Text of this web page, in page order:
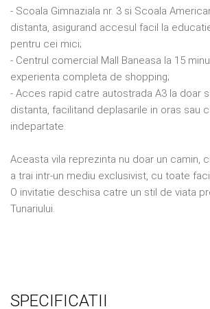
- Scoala Gimnaziala nr. 3 si Scoala
distanta, asigurand accesul facil la
pentru cei mici;
- Centrul comercial Mall Baneasa la 15
experienta completa de shopping;
- Acces rapid catre autostrada A3 la doar
distanta, facilitand deplasarile in oras sau
indepartate.
Aceasta vila reprezinta nu doar un camin,
a trai intr-un mediu exclusivist, cu toate
O invitatie deschisa catre un stil de viata
Tunariului.
SPECIFICATII